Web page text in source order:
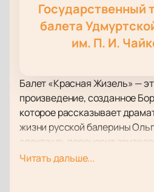
Государственный
балета
им. П. И.
Балет «Красная Жизель» —
произведение, созданное
которое рассказывает
жизни русской балерины
спектакль переносит
революционных потрясений и
Читать дальше...